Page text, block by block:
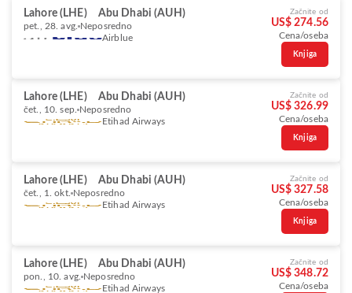
Lahore (LHE) Abu Dhabi (AUH)
pet., 28. avg. Neposredno
Airblue
Začnite od
US$ 274.56
Cena/oseba
Knjiga
Lahore (LHE) Abu Dhabi (AUH)
čet., 10. sep. Neposredno
Etihad Airways
Začnite od
US$ 326.99
Cena/oseba
Knjiga
Lahore (LHE) Abu Dhabi (AUH)
čet., 1. okt. Neposredno
Etihad Airways
Začnite od
US$ 327.58
Cena/oseba
Knjiga
Lahore (LHE) Abu Dhabi (AUH)
pon., 10. avg. Neposredno
Etihad Airways
Začnite od
US$ 348.72
Cena/oseba